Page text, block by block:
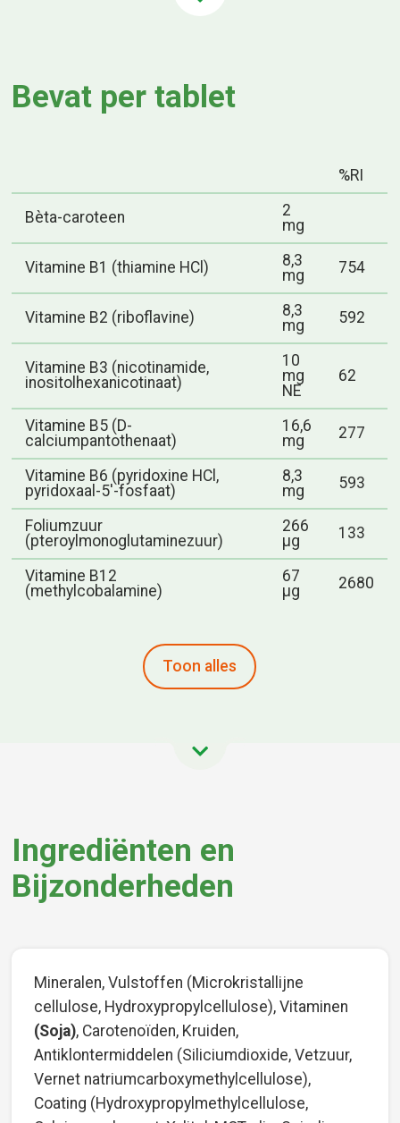
Bevat per tablet
%RI
Bèta-caroteen
2
mg
Vitamine B1 (thiamine HCl)
8,3
mg
754
Vitamine B2 (riboflavine)
8,3
mg
592
Vitamine B3 (nicotinamide,
inositolhexanicotinaat)
10
mg
NE
62
Vitamine B5 (D-
calciumpantothenaat)
16,6
mg
277
Vitamine B6 (pyridoxine HCl,
pyridoxaal-5'-fosfaat)
8,3
mg
593
Foliumzuur
(pteroylmonoglutaminezuur)
266
μg
133
Vitamine B12
(methylcobalamine)
67
μg
2680
Toon alles
Ingrediënten en
Bijzonderheden
Mineralen, Vulstoffen (Microkristallijne
cellulose, Hydroxypropylcellulose), Vitaminen
(Soja), Carotenoïden, Kruiden,
Antiklontermiddelen (Siliciumdioxide, Vetzuur,
Vernet natriumcarboxymethylcellulose),
Coating (Hydroxypropylmethylcellulose,